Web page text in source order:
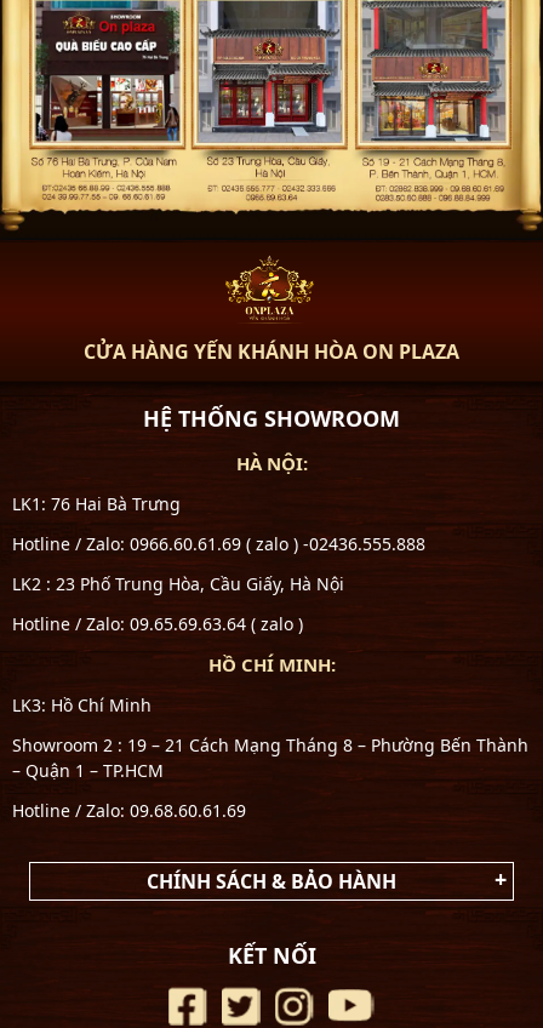
CỬA HÀNG YẾN KHÁNH HÒA ON PLAZA
HỆ THỐNG SHOWROOM
HÀ NỘI:
LK1: 76 Hai Bà Trưng
Hotline / Zalo: 0966.60.61.69 ( zalo ) -02436.555.888
LK2 : 23 Phố Trung Hòa, Cầu Giấy, Hà Nội
Hotline / Zalo: 09.65.69.63.64 ( zalo )
HỒ CHÍ MINH:
LK3: Hồ Chí Minh
Showroom 2 : 19 – 21 Cách Mạng Tháng 8 – Phường Bến Thành
– Quận 1 – TP.HCM
Hotline / Zalo: 09.68.60.61.69
CHÍNH SÁCH & BẢO HÀNH
KẾT NỐI